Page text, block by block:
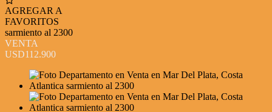
AGREGAR A
FAVORITOS
sarmiento al 2300
VENTA
USD112.900